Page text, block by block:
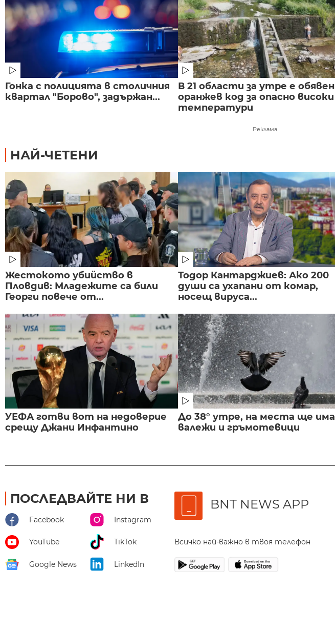
Гонка с полицията в столичния
квартал "Борово", задържан...
В 21 области за утре е обявен
оранжев код за опасно високи
температури
Реклама
НАЙ-ЧЕТЕНИ
Жестокото убийство в
Пловдив: Младежите са били
Георги повече от...
Тодор Кантарджиев: Ако 200
души са ухапани от комар,
носещ вируса...
УЕФА готви вот на недоверие
срещу Джани Инфантино
До 38° утре, на места ще има
валежи и гръмотевици
ПОСЛЕДВАЙТЕ НИ В
Facebook Instagram
YouTube TikTok
Google News LinkedIn
BNT NEWS APP
Всичко най-важно в твоя телефон